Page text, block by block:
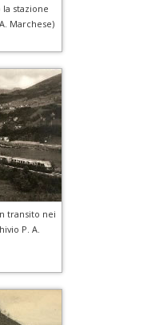
stazione
Marchese)
transito nei
P. A.